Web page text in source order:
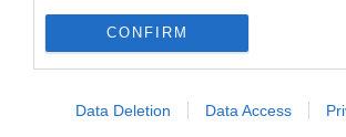
I want to allow Google to enable storage
related to personalization.
I want to allow Google to enable storage
CONFIRM
Data Deletion Data Access
top fórum témák:
AZ IGAZSÁG SOHA NEM KÉSŐ